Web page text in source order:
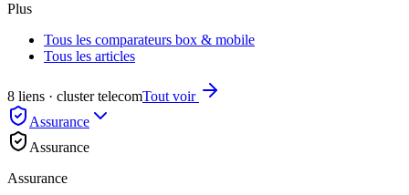
Plus
Tous les comparateurs box & mobile
Tous les articles
8 liens · cluster telecomTout voir
Assurance
Assurance
Assurance